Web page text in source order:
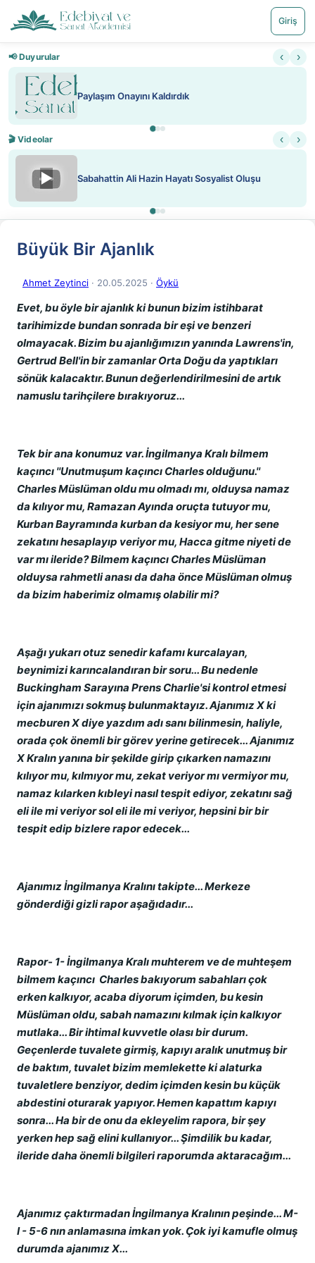
Giriş
📢 Duyurular ‹ ›
Nadir içeriklere kısıtlama ve kredi sistemi getirildi
🎬 Videolar ‹ ›
▶ ATEŞ YAKMAK KONU ÖZET J. LONDON
Büyük Bir Ajanlık
Ahmet Zeytinci · 20.05.2025 · Öykü
Evet, bu öyle bir ajanlık ki bunun bizim istihbarat
tarihimizde bundan sonrada bir eşi ve benzeri
olmayacak. Bizim bu ajanlığımızın yanında Lawrens'in,
Gertrud Bell'in bir zamanlar Orta Doğu da yaptıkları
sönük kalacaktır. Bunun değerlendirilmesini de artık
namuslu tarihçilere bırakıyoruz...
Tek bir ana konumuz var. İngilmanya Kralı bilmem
kaçıncı ''Unutmuşum kaçıncı Charles olduğunu.''
Charles Müslüman oldu mu olmadı mı, olduysa namaz
da kılıyor mu, Ramazan Ayında oruçta tutuyor mu,
Kurban Bayramında kurban da kesiyor mu, her sene
zekatını hesaplayıp veriyor mu, Hacca gitme niyeti de
var mı ileride? Bilmem kaçıncı Charles Müslüman
olduysa rahmetli anası da daha önce Müslüman olmuş
da bizim haberimiz olmamış olabilir mi?
Aşağı yukarı otuz senedir kafamı kurcalayan,
beynimizi karıncalandıran bir soru... Bu nedenle
Buckingham Sarayına Prens Charlie'si kontrol etmesi
için ajanımızı sokmuş bulunmaktayız. Ajanımız X ki
mecburen X diye yazdım adı sanı bilinmesin, haliyle,
orada çok önemli bir görev yerine getirecek... Ajanımız
X Kralın yanına bir şekilde girip çıkarken namazını
kılıyor mu, kılmıyor mu, zekat veriyor mı vermiyor mu,
namaz kılarken kıbleyi nasıl tespit ediyor, zekatını sağ
eli ile mi veriyor sol eli ile mi veriyor, hepsini bir bir
tespit edip bizlere rapor edecek...
Ajanımız İngilmanya Kralını takipte... Merkeze
gönderdiği gizli rapor aşağıdadır...
Rapor- 1- İngilmanya Kralı muhterem ve de muhteşem
bilmem kaçıncı Charles bakıyorum sabahları çok
erken kalkıyor, acaba diyorum içimden, bu kesin
Müslüman oldu, sabah namazını kılmak için kalkıyor
mutlaka... Bir ihtimal kuvvetle olası bir durum.
Geçenlerde tuvalete girmiş, kapıyı aralık unutmuş bir
de baktım, tuvalet bizim memlekette ki alaturka
tuvaletlere benziyor, dedim içimden kesin bu küçük
abdestini oturarak yapıyor. Hemen kapattım kapıyı
sonra... Ha bir de onu da ekleyelim rapora, bir şey
yerken hep sağ elini kullanıyor... Şimdilik bu kadar,
ileride daha önemli bilgileri raporumda aktaracağım...
Ajanımız çaktırmadan İngilmanya Kralının peşinde... M-
I - 5-6 nın anlamasına imkan yok. Çok iyi kamufle olmuş
durumda ajanımız X...